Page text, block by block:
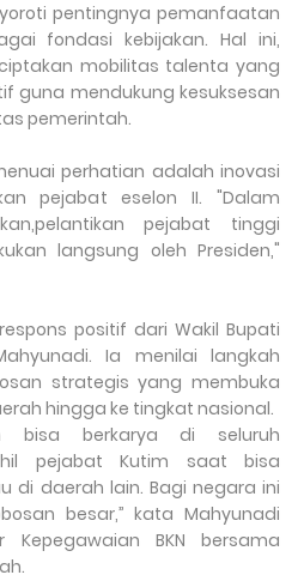
pentingnya pemanfaatan
fondasi kebijakan. Hal ini,
mobilitas talenta yang
guna mendukung kesuksesan
pemerintah.
perhatian adalah inovasi
pejabat eselon II. "Dalam
pejabat tinggi
langsung oleh Presiden,"
positif dari Wakil Bupati
Ia menilai langkah
strategis yang membuka
hingga ke tingkat nasional.
bisa berkarya di seluruh
pejabat Kutim saat bisa
di daerah lain. Bagi negara ini
besar,” kata Mahyunadi
Kepegawaian BKN bersama